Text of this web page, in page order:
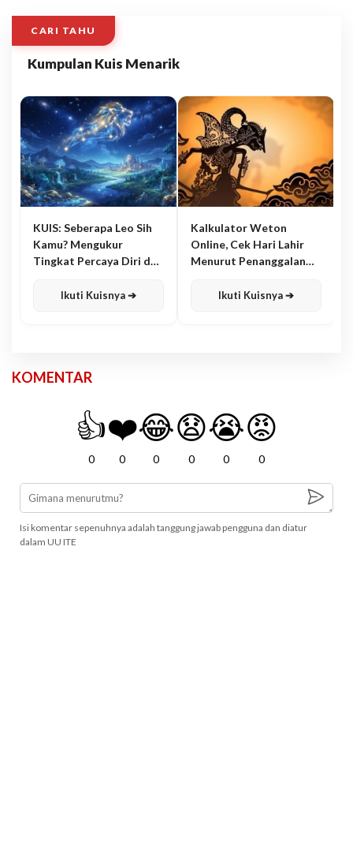
CARI TAHU
Kumpulan Kuis Menarik
KUIS: Seberapa Leo Sih
Kamu? Mengukur
Tingkat Percaya Diri dan
Ikuti Kuisnya ➔
Kalkulator Weton
Online, Cek Hari Lahir
Menurut Penanggalan
Ikuti Kuisnya ➔
KOMENTAR
👍
0
❤️
0
😂
0
😧
0
😭
0
😡
0
Isi komentar sepenuhnya adalah tanggung jawab pengguna dan diatur
dalam UU ITE